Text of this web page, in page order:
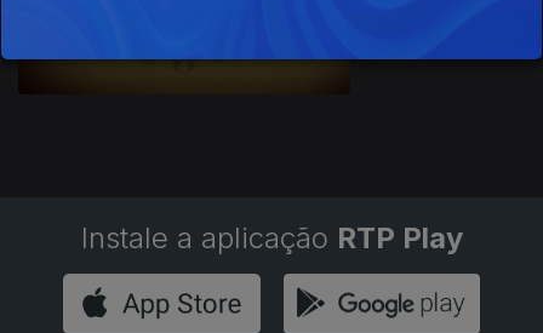
Instale a aplicação RTP Play